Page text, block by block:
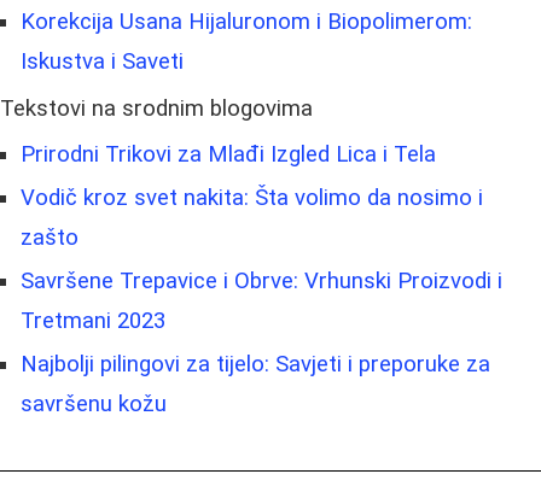
Korekcija Usana Hijaluronom i Biopolimerom:
Iskustva i Saveti
Tekstovi na srodnim blogovima
Prirodni Trikovi za Mlađi Izgled Lica i Tela
Vodič kroz svet nakita: Šta volimo da nosimo i
zašto
Savršene Trepavice i Obrve: Vrhunski Proizvodi i
Tretmani 2023
Najbolji pilingovi za tijelo: Savjeti i preporuke za
savršenu kožu